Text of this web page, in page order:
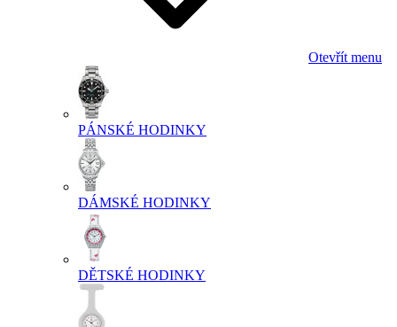
Otevřít menu
PÁNSKÉ HODINKY
DÁMSKÉ HODINKY
DĚTSKÉ HODINKY